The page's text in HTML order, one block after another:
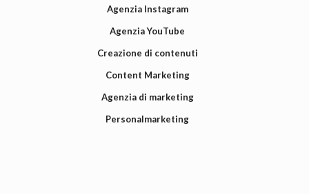
Agenzia Instagram
Agenzia YouTube
Creazione di contenuti
Content Marketing
Agenzia di marketing
Personalmarketing